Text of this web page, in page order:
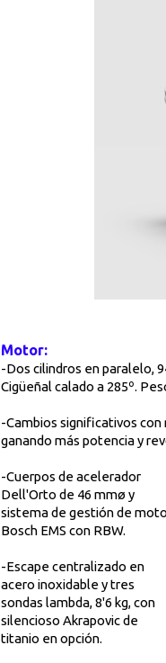
Motor:
-Dos cilindros en paralelo,
Cigüeñal calado a 285º.
-Cambios significativos
ganando más potencia y
-Cuerpos de acelerador
Dell'Orto de 46 mmø y
sistema de gestión de
Bosch EMS con RBW.
-Escape centralizado en
acero inoxidable y tres
sondas lambda, 8'6 kg, con
silencioso Akrapovic de
titanio en opción.